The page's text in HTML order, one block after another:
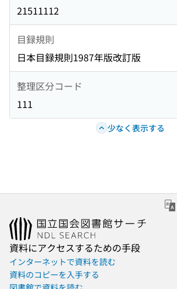
21511112
目録規則
日本目録規則1987年版改訂版
整理区分コード
111
少なく表示する
資料にアクセスするための手段
インターネットで資料を読む
資料のコピーを入手する